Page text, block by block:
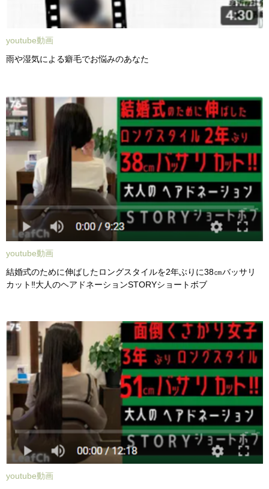
youtube動画
雨や湿気による癖毛でお悩みのあなた
youtube動画
結婚式のために伸ばしたロングスタイルを2年ぶりに38㎝バッサリ
カット‼大人のヘアドネーションSTORYショートボブ
youtube動画